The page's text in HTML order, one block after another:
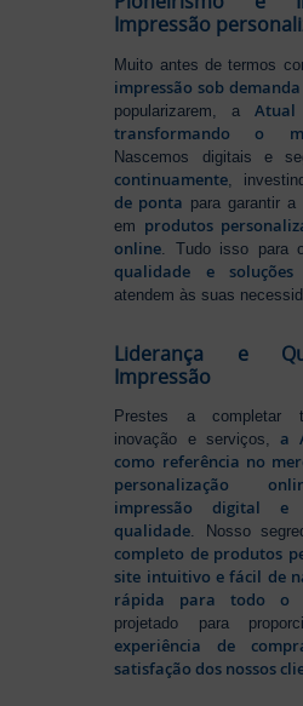
Impressão
Muito antes de termos
impressão sob
popularizarem, a
transformando o
Nascemos digitais e
continuamente ,
de ponta para garantir a
em produtos
online . Tudo isso para
qualidade e soluções
atendem às suas
Liderança e
Impressão
Prestes a completar
inovação e serviços,a
como referência no
personalização
impressão digital
qualidade. Nosso
completo de produtos
site intuitivo e fácil de
rápida para todo o
projetado para
experiência de
satisfação dos nossos